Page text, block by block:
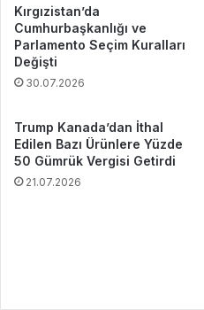
Kırgızistan’da
Cumhurbaşkanlığı ve
Parlamento Seçim Kuralları
Değişti
30.07.2026
Trump Kanada’dan İthal
Edilen Bazı Ürünlere Yüzde
50 Gümrük Vergisi Getirdi
21.07.2026